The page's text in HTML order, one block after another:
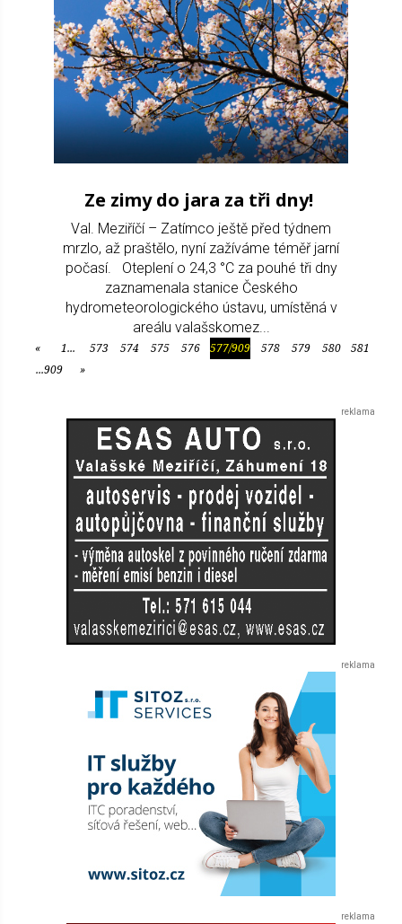
Ze zimy do jara za tři dny!
Val. Meziříčí – Zatímco ještě před týdnem
mrzlo, až praštělo, nyní zažíváme téměř jarní
počasí. Oteplení o 24,3 °C za pouhé tři dny
zaznamenala stanice Českého
hydrometeorologického ústavu, umístěná v
areálu valašskomez...
«Předchozí
1... 573 574 575 576 577/909 578 579 580
581
...909
»Další